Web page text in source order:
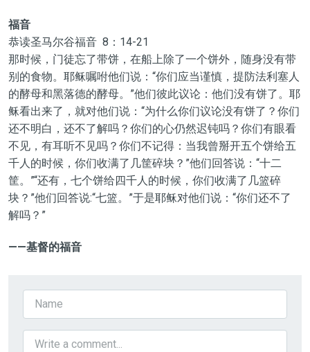
福音
恭读圣马尔谷福音 8：14-21
那时候，门徒忘了带饼，在船上除了一个饼外，随身没有带
别的食物。耶稣嘱咐他们说：“你们应当谨慎，提防法利塞人
的酵母和黑落德的酵母。”他们彼此议论：他们没有饼了。耶
稣看出来了，就对他们说：“为什么你们议论没有饼了？你们
还不明白，还不了解吗？你们的心仍然迟钝吗？你们有眼看
不见，有耳听不见吗？你们不记得：当我曾掰开五个饼给五
千人的时候，你们收满了几筐碎块？”他们回答说：“十二
筐。”“还有，七个饼给四千人的时候，你们收满了几篮碎
块？”他们回答说:“七篮。”于是耶稣对他们说：“你们还不了
解吗？”
——基督的福音